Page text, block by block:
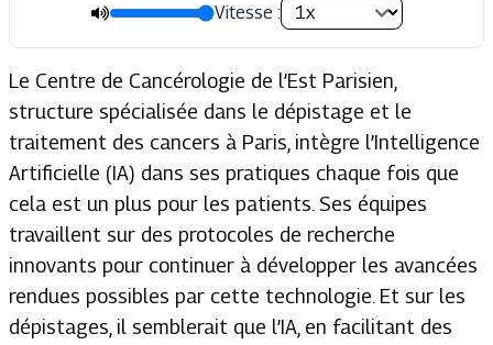
Vitesse :
Le Centre de Cancérologie de l’Est Parisien,
structure spécialisée dans le dépistage et le
traitement des cancers à Paris, intègre l’Intelligence
Artificielle (IA) dans ses pratiques chaque fois que
cela est un plus pour les patients. Ses équipes
travaillent sur des protocoles de recherche
innovants pour continuer à développer les avancées
rendues possibles par cette technologie. Et sur les
dépistages, il semblerait que l’IA, en facilitant des